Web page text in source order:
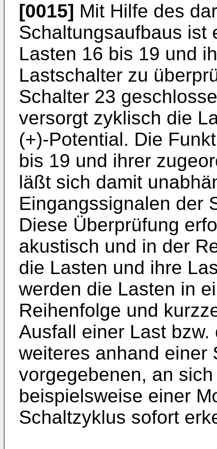
[0015] Mit Hilfe des
Schaltungsaufbaus ist
Lasten 16 bis 19 und
Lastschalter zu
Schalter 23
versorgt zyklisch die
(+)-Potential. Die
bis 19 und ihrer
läßt sich damit
Eingangssignalen der
Diese Überprüfung
akustisch und in der
die Lasten und ihre
werden die Lasten in
Reihenfolge und
Ausfall einer Last
weiteres anhand einer
vorgegebenen, an
beispielsweise einer
Schaltzyklus sofort